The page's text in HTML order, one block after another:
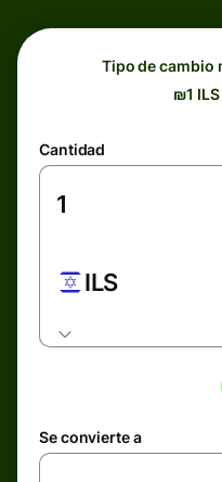
Tipo de cambio
₪1
Cantidad
ILS
Se convierte a